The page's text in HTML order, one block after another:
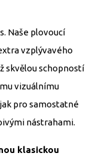
Naše plovoucí
vzplývavého
skvělou schopností
vizuálnímu
pro samostatné
nástrahami.
klasickou